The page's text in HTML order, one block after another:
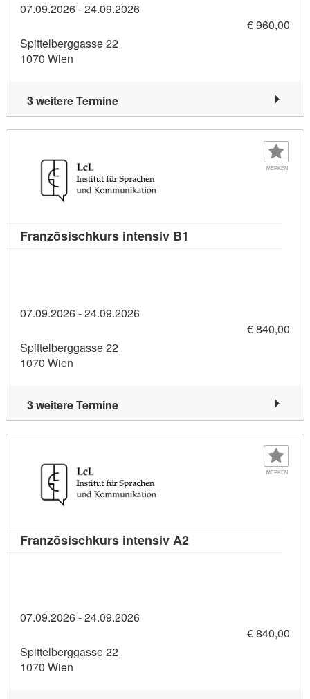
07.09.2026 - 24.09.2026
€ 960,00
Spittelberggasse 22
1070 Wien
3 weitere Termine
MERKEN
Französischkurs intensiv B1
07.09.2026 - 24.09.2026
€ 840,00
Spittelberggasse 22
1070 Wien
3 weitere Termine
MERKEN
Französischkurs intensiv A2Kursdetail:
07.09.2026 - 24.09.2026
€ 840,00
Spittelberggasse 22
1070 Wien